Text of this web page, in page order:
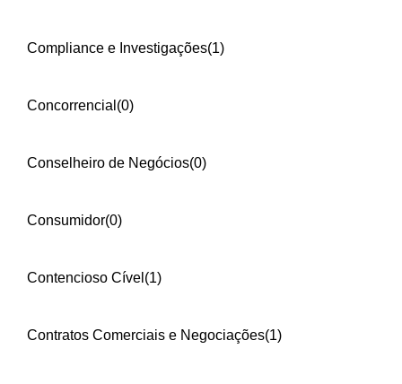
Compliance e Investigações(1)
Concorrencial (0)
Conselheiro de Negócios(0)
Consumidor(0)
Contencioso Cível (1)
Contratos Comerciais e Negociações(1)